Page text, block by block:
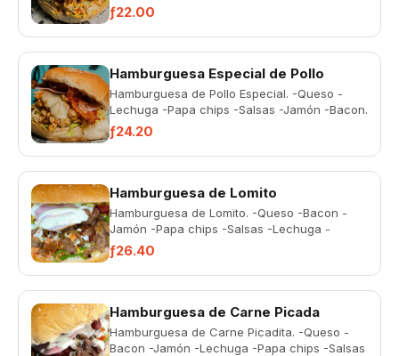
ƒ22.00
Hamburguesa Especial de Pollo
Hamburguesa de Pollo Especial. -Queso -
Lechuga -Papa chips -Salsas -Jamón -Bacon.
ƒ24.20
Hamburguesa de Lomito
Hamburguesa de Lomito. -Queso -Bacon -
Jamón -Papa chips -Salsas -Lechuga -
Cebolla
ƒ26.40
Hamburguesa de Carne Picada
Hamburguesa de Carne Picadita. -Queso -
Bacon -Jamón -Lechuga -Papa chips -Salsas